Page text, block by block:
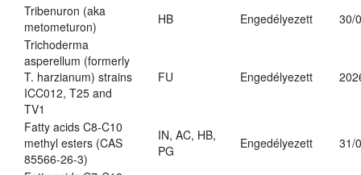
Tribenuron (aka
metometuron)
HB Engedélyezett
30/
Trichoderma
asperellum (formerly
T. harzianum) strains
ICC012, T25 and
TV1
FU Engedélyezett
Fatty acids C8-C10
methyl esters (CAS
85566-26-3)
IN, AC, HB,
PG
Engedélyezett 31/